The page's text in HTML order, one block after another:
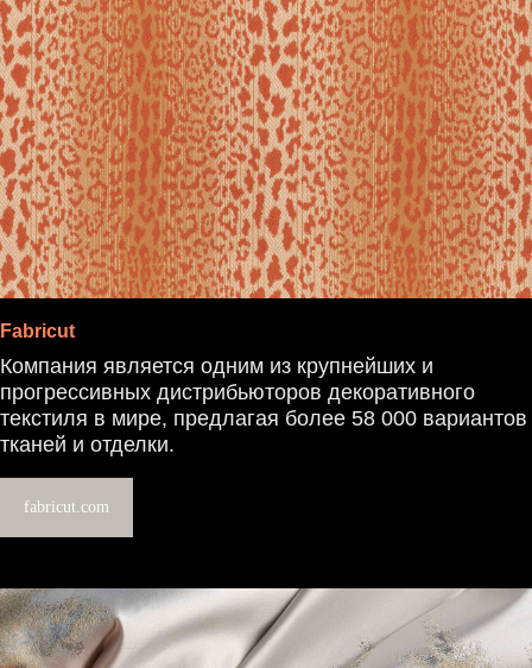
Fabricut
Компания является одним из крупнейших и
прогрессивных дистрибьюторов декоративного
текстиля в мире, предлагая более 58 000 вариантов
тканей и отделки.
fabricut.com